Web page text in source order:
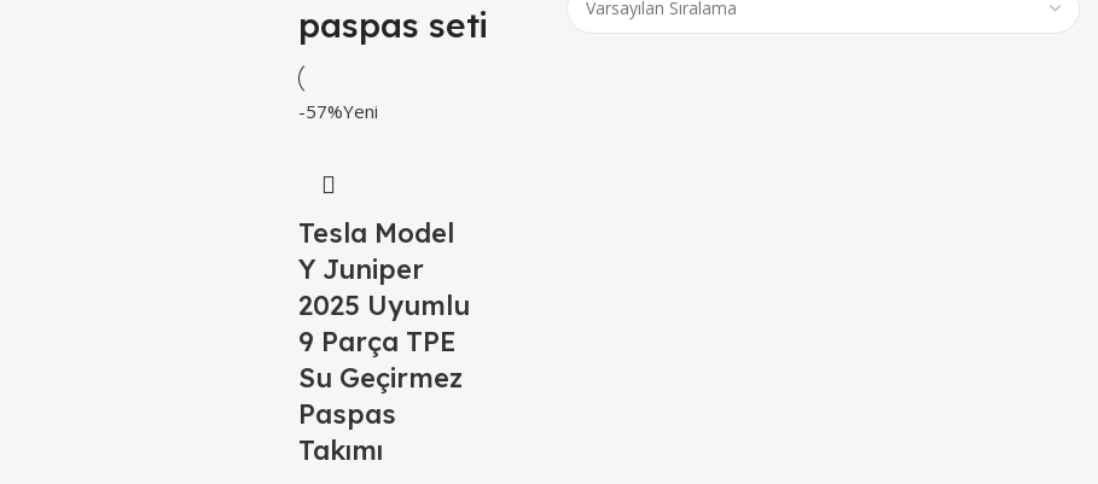
paspas seti
-57%Yeni
Tesla Model
Y Juniper
2025 Uyumlu
9 Parça TPE
Su Geçirmez
Paspas
Takımı